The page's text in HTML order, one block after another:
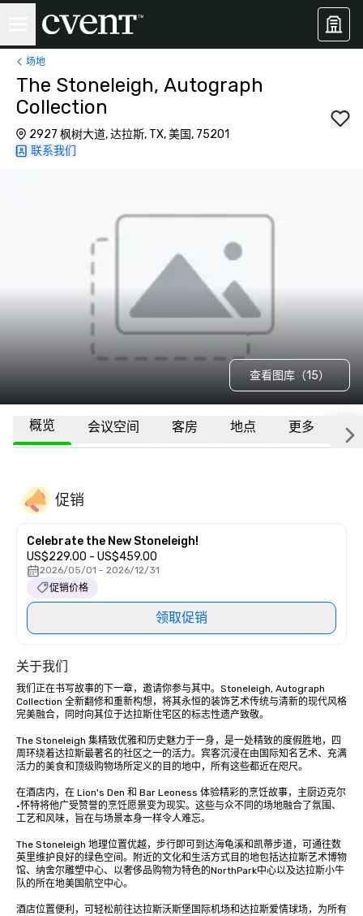
场地
The Stoneleigh, Autograph
Collection
2927 枫树大道, 达拉斯, TX, 美国, 75201
联系我们
查看图库（15）
概览 会议空间 客房 地点 更多 常
促销
Celebrate the New Stoneleigh!
US$229.00 - US$459.00
2026/05/01 - 2026/12/31
促销价格
领取促销
关于我们
我们正在书写故事的下一章，邀请你参与其中。Stoneleigh, Autograph
Collection 全新翻修和重新构想，将其永恒的装饰艺术传统与清新的现代风格
完美融合，同时向其位于达拉斯住宅区的标志性遗产致敬。
The Stoneleigh 集精致优雅和历史魅力于一身，是一处精致的度假胜地，四
周环绕着达拉斯最著名的社区之一的活力。宾客沉浸在由国际知名艺术、充满
活力的美食和顶级购物场所定义的目的地中，所有这些都近在咫尺。
在酒店内，在 Lion's Den 和 Bar Leoness 体验精彩的烹饪故事，主厨迈克尔
·怀特将他广受赞誉的烹饪愿景变为现实。这些与众不同的场地融合了氛围、
工艺和风味，旨在与场景本身一样令人难忘。
The Stoneleigh 地理位置优越，步行即可到达海龟溪和凯蒂步道，可通往数
英里维护良好的绿色空间。附近的文化和生活方式目的地包括达拉斯艺术博物
馆、纳舍尔雕塑中心、以奢侈品购物为特色的NorthPark中心以及达拉斯小牛
队的所在地美国航空中心。
酒店位置便利，可轻松前往达拉斯沃斯堡国际机场和达拉斯爱情球场，为所有